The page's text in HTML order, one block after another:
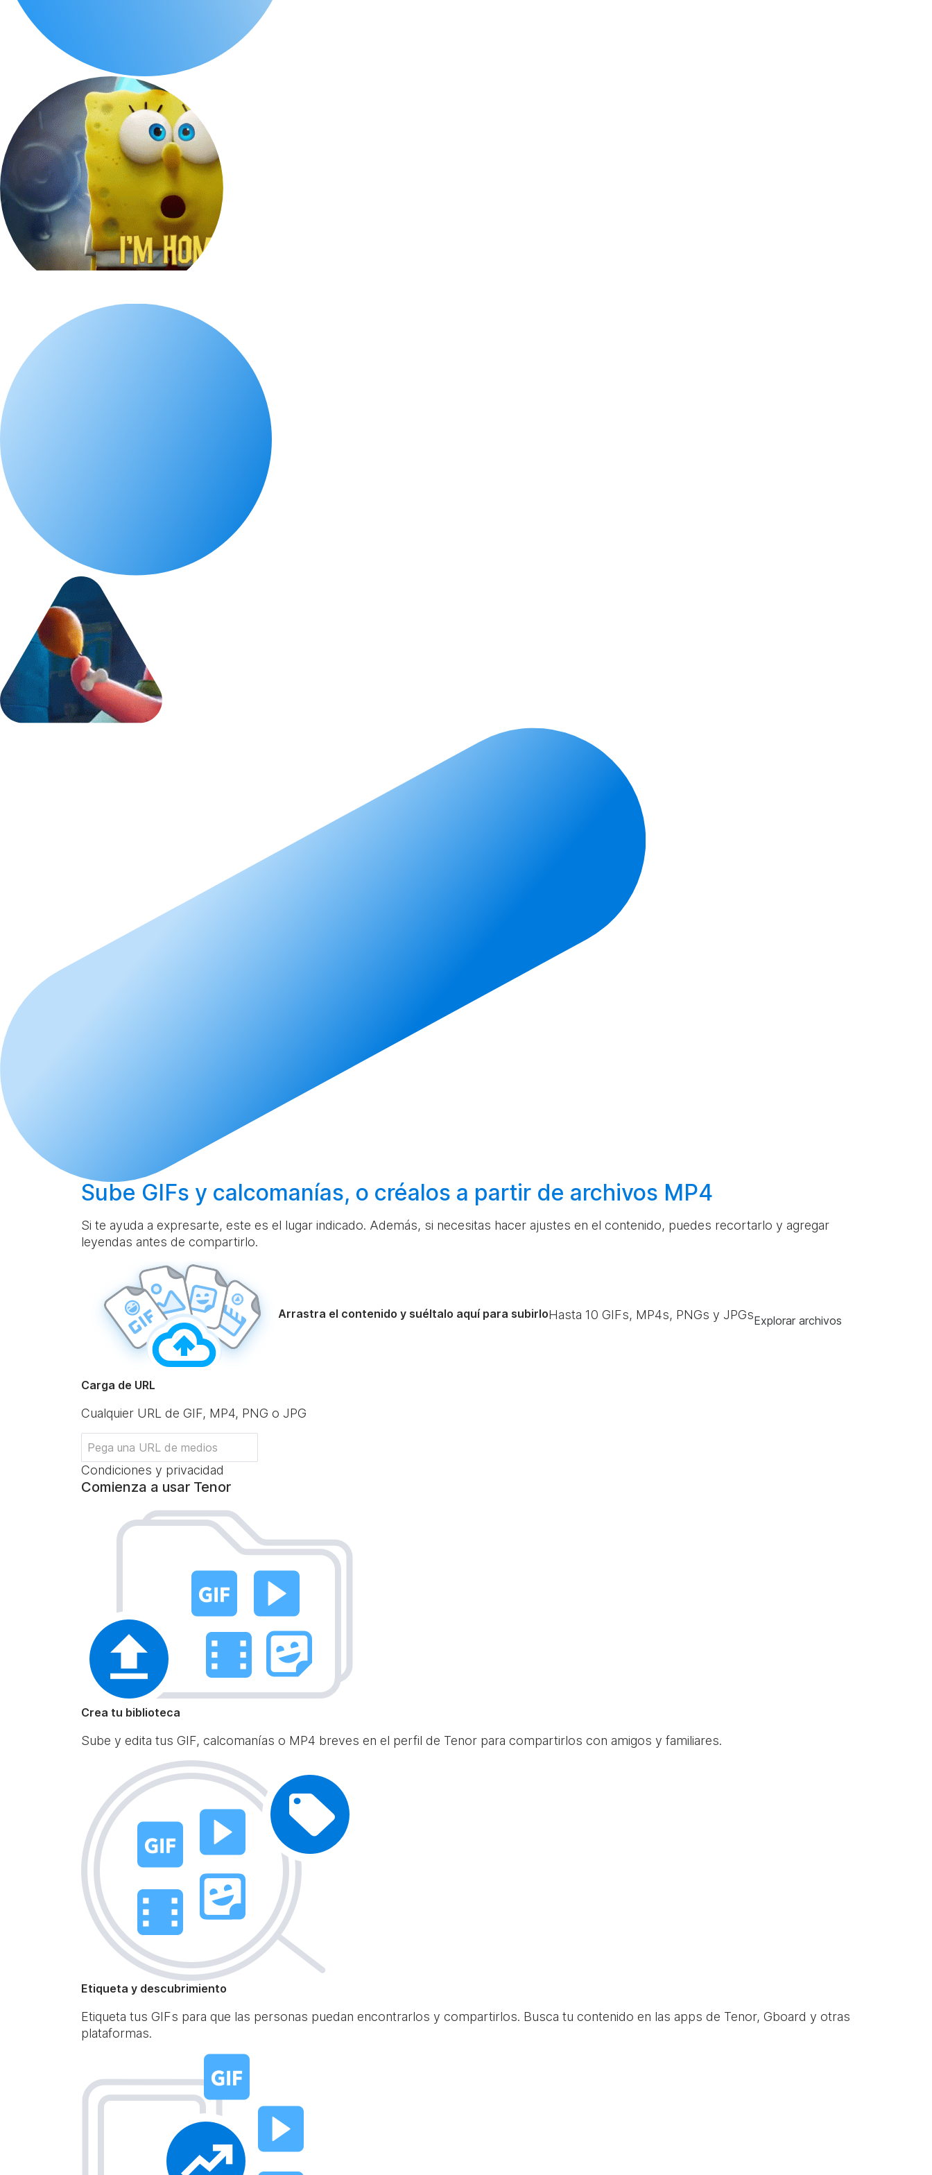
Sube GIFs y calcomanías, o créalos a partir de archivos MP4
Si te ayuda a expresarte, este es el lugar indicado. Además, si necesitas hacer ajustes en el contenido, puedes recortarlo y agregar
leyendas antes de compartirlo.
Arrastra el contenido y suéltalo aquí para subirloHasta 10 GIFs, MP4s, PNGs y JPGsExplorar archivos
Carga de URL
Cualquier URL de GIF, MP4, PNG o JPG
Condiciones y privacidad
Comienza a usar Tenor
Crea tu biblioteca
Sube y edita tus GIF, calcomanías o MP4 breves en el perfil de Tenor para compartirlos con amigos y familiares.
Etiqueta y descubrimiento
Etiqueta tus GIFs para que las personas puedan encontrarlos y compartirlos. Busca tu contenido en las apps de Tenor, Gboard y otras
plataformas.